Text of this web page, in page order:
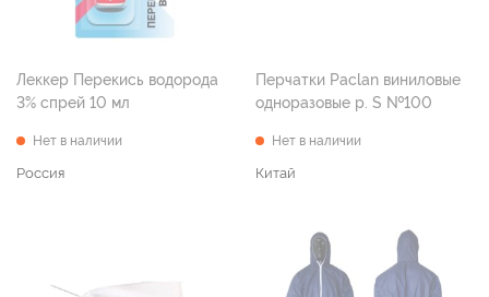
Леккер Перекись водорода
3% спрей 10 мл
Нет в наличии
Россия
Перчатки Paclan виниловые
одноразовые р. S №100
Нет в наличии
Китай